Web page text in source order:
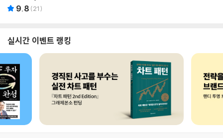
9.8 (21)
실시간 이벤트 랭킹